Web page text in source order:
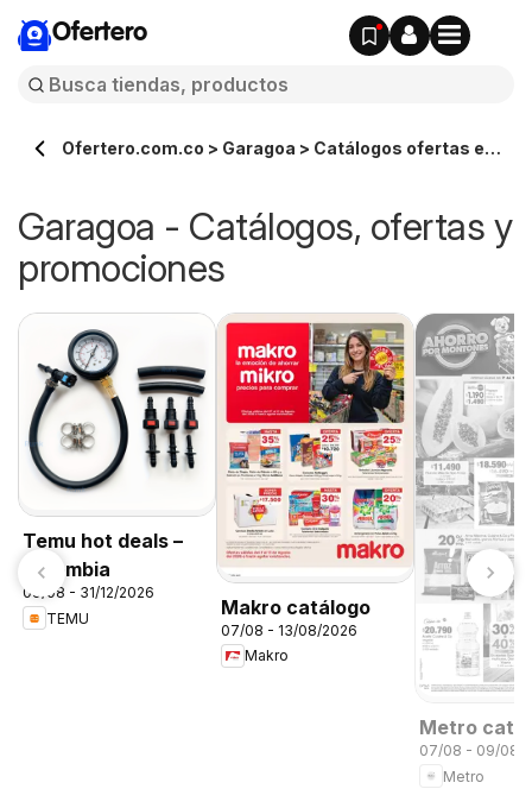
Ofertero
Ofertero.com.co > Garagoa > Catálogos ofertas en
Garagoa - Catálogos, ofertas y
promociones
Temu hot deals –
Colombia
09/08 - 31/12/2026
TEMU
Makro catálogo
07/08 - 13/08/2026
Makro
Metro
07/08 - 09/08/
Metro